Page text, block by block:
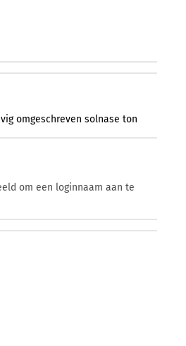
omgeschreven solnase ton
om een loginnaam aan te